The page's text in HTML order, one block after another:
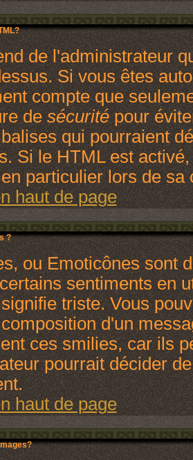
de l'administrateur
Si vous êtes
compte que
desécuritépour
qui pourraient
Si le HTML est
particulier lors de sa
haut de page
?
ou Emoticônes sont
sentiments en
triste. Vous
d'un
ces smilies, car ils
pourrait décider
haut de page